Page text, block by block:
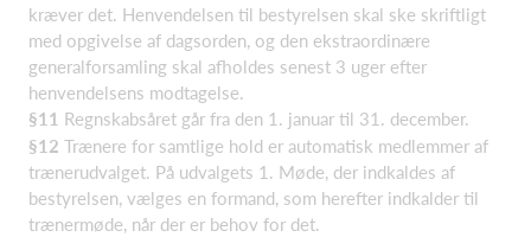
kræver det. Henvendelsen til bestyrelsen skal ske skriftligt
med opgivelse af dagsorden, og den ekstraordinære
generalforsamling skal afholdes senest 3 uger efter
henvendelsens modtagelse.
§11 Regnskabsåret går fra den 1. januar til 31. december.
§12 Trænere for samtlige hold er automatisk medlemmer af
trænerudvalget. På udvalgets 1. Møde, der indkaldes af
bestyrelsen, vælges en formand, som herefter indkalder til
trænermøde, når der er behov for det.